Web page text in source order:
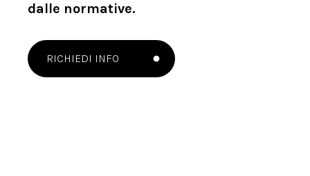
dalle normative.
RICHIEDI INFO